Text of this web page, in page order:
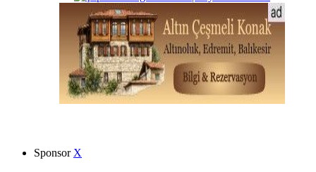
Sponsor X